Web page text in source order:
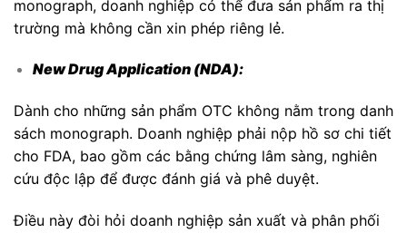
monograph, doanh nghiệp có thể đưa sản phẩm ra thị
trường mà không cần xin phép riêng lẻ.
New Drug Application (NDA):
Dành cho những sản phẩm OTC không nằm trong danh
sách monograph. Doanh nghiệp phải nộp hồ sơ chi tiết
cho FDA, bao gồm các bằng chứng lâm sàng, nghiên
cứu độc lập để được đánh giá và phê duyệt.
Điều này đòi hỏi doanh nghiệp sản xuất và phân phối